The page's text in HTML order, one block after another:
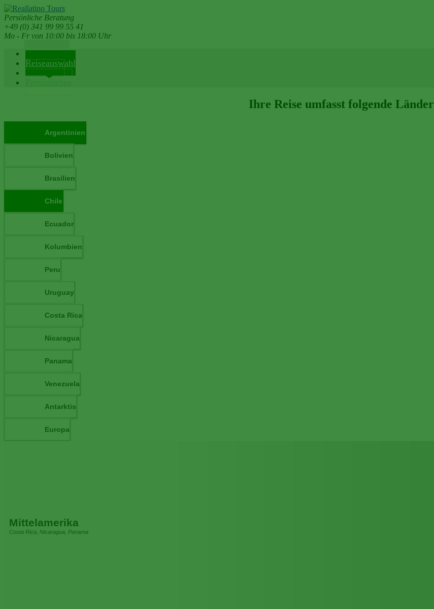
Persönliche Beratung
+49 (0) 341 99 99 55 41
Mo - Fr von 10:00 bis 18:00 Uhr
Reiseländer
Reiseauswahl
Ihre Reise umfasst folgende Länder
Argentinien
Bolivien
Brasilien
Chile
Ecuador
Kolumbien
Peru
Uruguay
Costa Rica
Nicaragua
Panama
Venezuela
Antarktis
Europa
Mittelamerika
Costa Rica, Nicaragua, Panama